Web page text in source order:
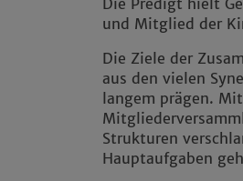
Die Predigt hielt
und Mitglied der
Die Ziele der
aus den vielen
langem prägen.
Strukturen
Hauptaufgaben